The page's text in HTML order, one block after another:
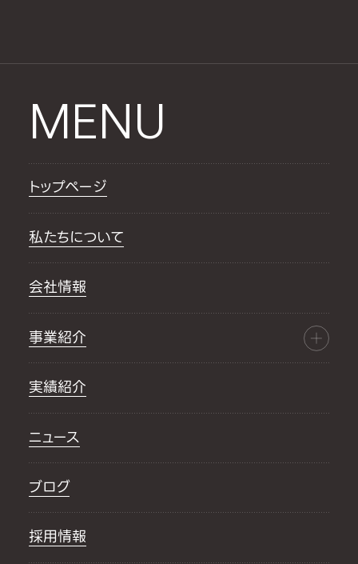
MENU
トップページ
私たちについて
会社情報
事業紹介
実績紹介
ニュース
ブログ
採用情報